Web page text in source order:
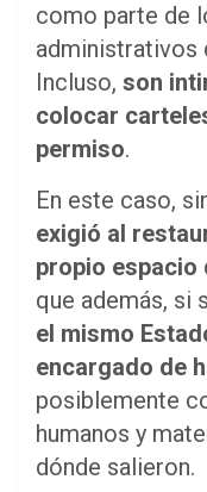
como parte de
administrativos
Incluso, son
colocar
permiso.
En este caso,
exigió al
propio espacio
que además, si
el mismo
encargado de
posiblemente
humanos y
dónde salieron.